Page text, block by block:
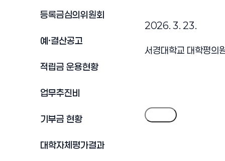
등록금심의위원회
예·결산공고
적립금 운용현황
업무추진비
기부금 현황
대학자체평가결과
2026. 3. 23.
서경대학교 대학평의